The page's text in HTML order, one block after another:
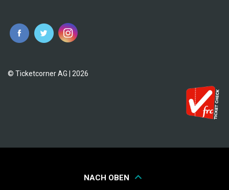
fr
© Ticketcorner AG | 2026
NACH OBEN